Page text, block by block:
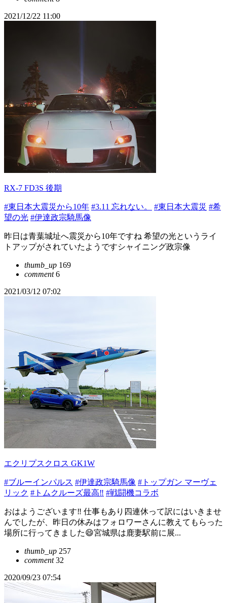
2021/12/22 11:00
RX-7 FD3S 後期
#東日本大震災から10年 #3.11 忘れない。 #東日本大震災 #希
望の光 #伊達政宗騎馬像
昨日は青葉城址へ震災から10年ですね 希望の光というライ
トアップがされていたようですシャイニング政宗像
thumb_up 169
comment6
2021/03/12 07:02
エクリプスクロス GK1W
#ブルーインパルス #伊達政宗騎馬像 #トップガン マーヴェ
リック #トムクルーズ最高‼️ #戦闘機コラボ
おはようございます‼️ 仕事もあり四連休って訳にはいきませ
んでしたが、昨日の休みはフォロワーさんに教えてもらった
場所に行ってきました😄宮城県は鹿妻駅前に展...
thumb_up 257
comment32
2020/09/23 07:54